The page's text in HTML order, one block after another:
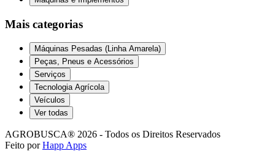
Mais categorias
Máquinas Pesadas (Linha Amarela)
Peças, Pneus e Acessórios
Serviços
Tecnologia Agrícola
Veículos
Ver todas
AGROBUSCA® 2026 - Todos os Direitos Reservados
Feito por Happ Apps